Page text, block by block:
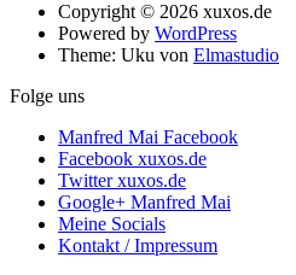
Copyright © 2026 xuxos.de
Powered by WordPress
Theme: Uku von Elmastudio
Folge uns
Manfred Mai Facebook
Facebook xuxos.de
Twitter xuxos.de
Google+ Manfred Mai
Meine Socials
Kontakt / Impressum